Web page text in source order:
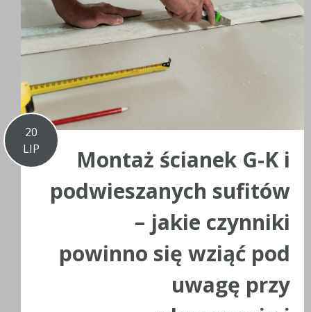
20
LIP
Montaż ścianek G-K i
podwieszanych sufitów
– jakie czynniki
powinno się wziąć pod
uwagę przy